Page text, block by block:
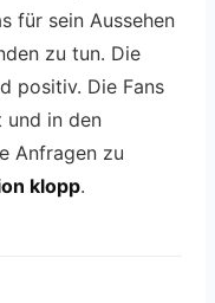
für sein Aussehen
zu tun. Die
positiv. Die Fans
und in den
Anfragen zu
klopp.